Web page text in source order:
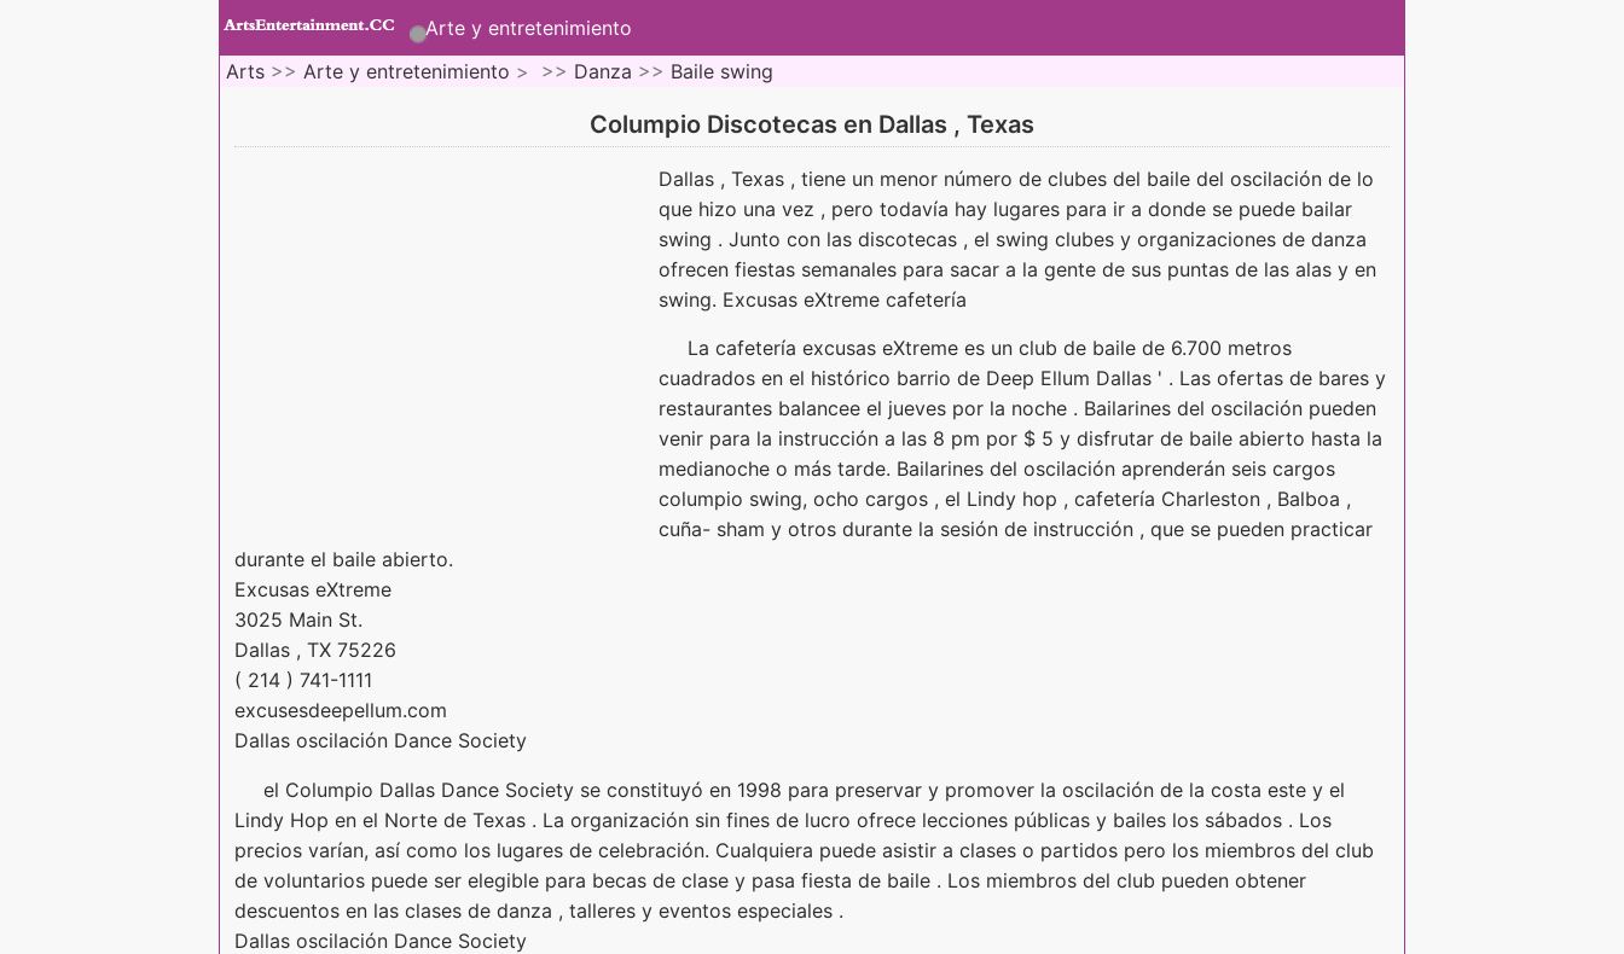
Arte y entretenimiento
Arts >> Arte y entretenimiento > >> Danza >> Baile swing
Columpio Discotecas en Dallas , Texas
Dallas , Texas , tiene un menor número de clubes del baile del oscilación de lo
que hizo una vez , pero todavía hay lugares para ir a donde se puede bailar
swing . Junto con las discotecas , el swing clubes y organizaciones de danza
ofrecen fiestas semanales para sacar a la gente de sus puntas de las alas y en
swing. Excusas eXtreme cafetería
La cafetería excusas eXtreme es un club de baile de 6.700 metros
cuadrados en el histórico barrio de Deep Ellum Dallas ' . Las ofertas de bares y
restaurantes balancee el jueves por la noche . Bailarines del oscilación pueden
venir para la instrucción a las 8 pm por $ 5 y disfrutar de baile abierto hasta la
medianoche o más tarde. Bailarines del oscilación aprenderán seis cargos
columpio swing, ocho cargos , el Lindy hop , cafetería Charleston , Balboa ,
cuña- sham y otros durante la sesión de instrucción , que se pueden practicar
durante el baile abierto.
Excusas eXtreme
3025 Main St.
Dallas , TX 75226
( 214 ) 741-1111
excusesdeepellum.com
Dallas oscilación Dance Society
el Columpio Dallas Dance Society se constituyó en 1998 para preservar y promover la oscilación de la costa este y el
Lindy Hop en el Norte de Texas . La organización sin fines de lucro ofrece lecciones públicas y bailes los sábados . Los
precios varían, así como los lugares de celebración. Cualquiera puede asistir a clases o partidos pero los miembros del club
de voluntarios puede ser elegible para becas de clase y pasa fiesta de baile . Los miembros del club pueden obtener
descuentos en las clases de danza , talleres y eventos especiales .
Dallas oscilación Dance Society